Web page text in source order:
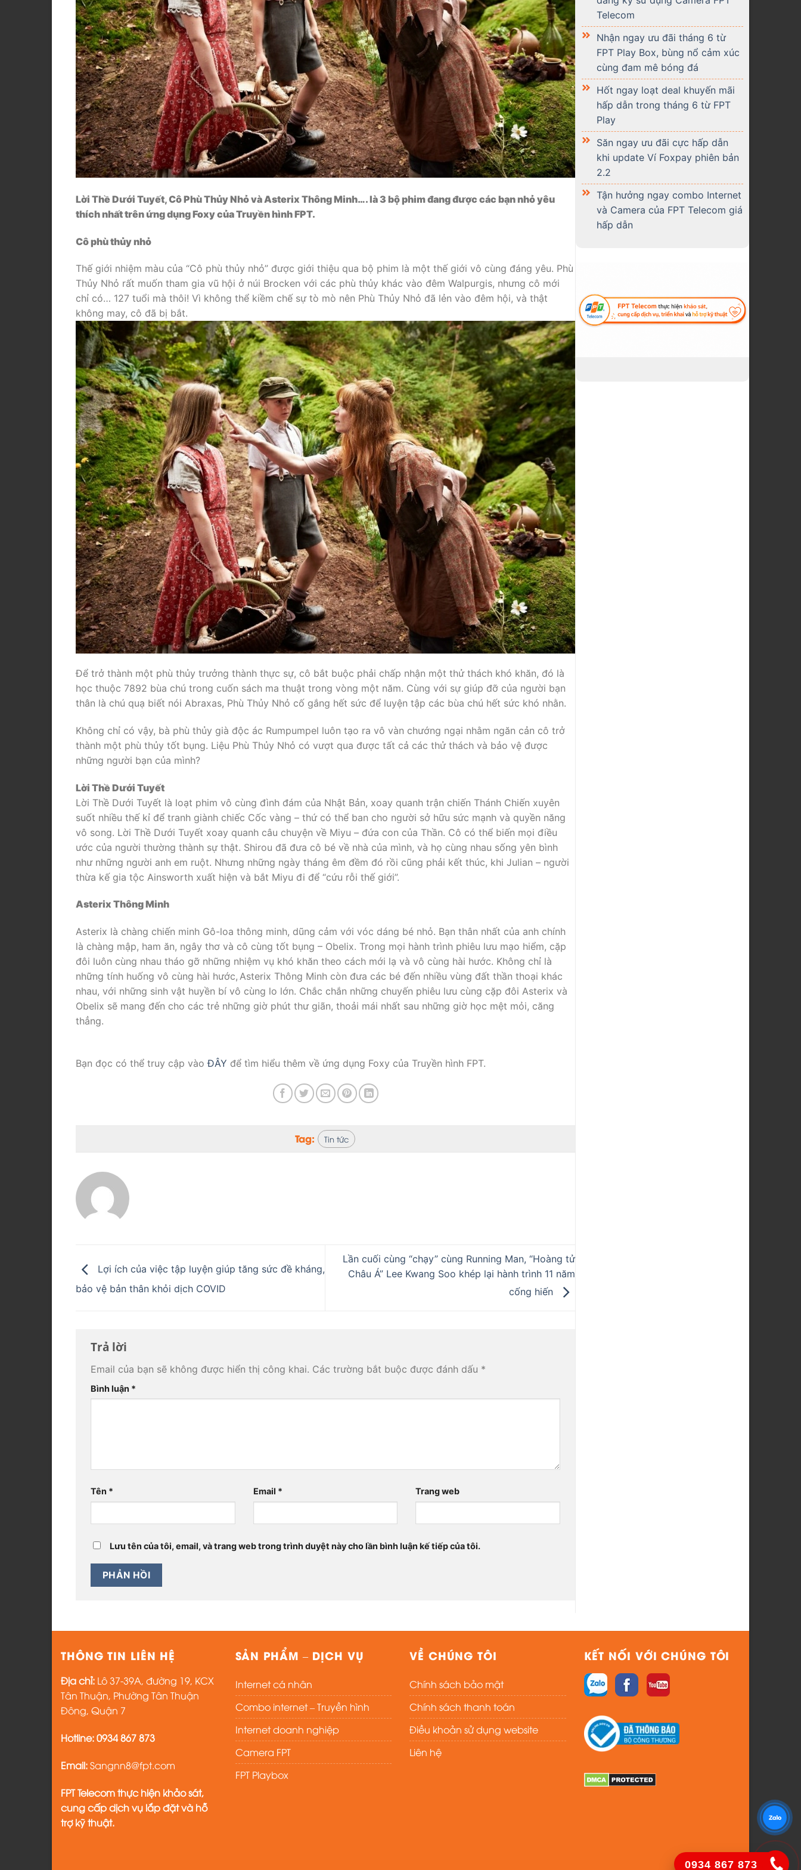
Lời Thề Dưới Tuyết, Cô Phù Thủy Nhỏ và Asterix Thông Minh…. là 3 bộ phim đang được các bạn nhỏ yêu
thích nhất trên ứng dụng Foxy của Truyền hình FPT.
Cô phù thủy nhỏ
Thế giới nhiệm màu của “Cô phù thủy nhỏ” được giới thiệu qua bộ phim là một thế giới vô cùng đáng yêu. Phù
Thủy Nhỏ rất muốn tham gia vũ hội ở núi Brocken với các phù thủy khác vào đêm Walpurgis, nhưng cô mới
chỉ có… 127 tuổi mà thôi! Vì không thể kiềm chế sự tò mò nên Phù Thủy Nhỏ đã lẻn vào đêm hội, và thật
không may, cô đã bị bắt.
Để trở thành một phù thủy trưởng thành thực sự, cô bắt buộc phải chấp nhận một thử thách khó khăn, đó là
học thuộc 7892 bùa chú trong cuốn sách ma thuật trong vòng một năm. Cùng với sự giúp đỡ của người bạn
thân là chú quạ biết nói Abraxas, Phù Thủy Nhỏ cố gắng hết sức để luyện tập các bùa chú hết sức khó nhằn.
Không chỉ có vậy, bà phù thủy già độc ác Rumpumpel luôn tạo ra vô vàn chướng ngại nhằm ngăn cản cô trở
thành một phù thủy tốt bụng. Liệu Phù Thủy Nhỏ có vượt qua được tất cả các thử thách và bảo vệ được
những người bạn của mình?
Lời Thề Dưới Tuyết
Lời Thề Dưới Tuyết là loạt phim vô cùng đình đám của Nhật Bản, xoay quanh trận chiến Thánh Chiến xuyên
suốt nhiều thế kỉ để tranh giành chiếc Cốc vàng – thứ có thể ban cho người sở hữu sức mạnh và quyền năng
vô song. Lời Thề Dưới Tuyết xoay quanh câu chuyện về Miyu – đứa con của Thần. Cô có thể biến mọi điều
ước của người thường thành sự thật. Shirou đã đưa cô bé về nhà của mình, và họ cùng nhau sống yên bình
như những người anh em ruột. Nhưng những ngày tháng êm đềm đó rồi cũng phải kết thúc, khi Julian – người
thừa kế gia tộc Ainsworth xuất hiện và bắt Miyu đi để “cứu rỗi thế giới”.
Asterix Thông Minh
Asterix là chàng chiến minh Gô-loa thông minh, dũng cảm với vóc dáng bé nhỏ. Bạn thân nhất của anh chính
là chàng mập, ham ăn, ngây thơ và cô cùng tốt bụng – Obelix. Trong mọi hành trình phiêu lưu mạo hiểm, cặp
đôi luôn cùng nhau tháo gỡ những nhiệm vụ khó khăn theo cách mới lạ và vô cùng hài hước. Không chỉ là
những tính huống vô cùng hài hước, Asterix Thông Minh còn đưa các bé đến nhiều vùng đất thần thoại khác
nhau, với những sinh vật huyền bí vô cùng lo lớn. Chắc chắn những chuyến phiêu lưu cùng cặp đôi Asterix và
Obelix sẽ mang đến cho các trẻ những giờ phút thư giãn, thoải mái nhất sau những giờ học mệt mỏi, căng
thẳng.
Bạn đọc có thể truy cập vàoĐÂY để tìm hiểu thêm về ứng dụng Foxy của Truyền hình FPT.
Tag: Tin tức
Lợi ích của việc tập luyện giúp tăng sức đề kháng,
bảo vệ bản thân khỏi dịch COVID
Lần cuối cùng “chạy” cùng Running Man, “Hoàng tử
Châu Á” Lee Kwang Soo khép lại hành trình 11 năm
cống hiến
Trả lời
Email của bạn sẽ không được hiển thị công khai. Các trường bắt buộc được đánh dấu *
Bình luận *
Tên * Email * Trang web
Lưu tên của tôi, email, và trang web trong trình duyệt này cho lần bình luận kế tiếp của tôi.
Telecom
Nhận ngay ưu đãi tháng 6 từ
FPT Play Box, bùng nổ cảm xúc
cùng đam mê bóng đá
Hốt ngay loạt deal khuyến mãi
hấp dẫn trong tháng 6 từ FPT
Play
Săn ngay ưu đãi cực hấp dẫn
khi update Ví Foxpay phiên bản
2.2
Tận hưởng ngay combo Internet
và Camera của FPT Telecom giá
hấp dẫn
THÔNG TIN LIÊN HỆ
Địa chỉ: Lô 37-39A, đường 19, KCX
Tân Thuận, Phường Tân Thuận
Đông, Quận 7
Hotline:0934 867 873
Email:Sangnn8@fpt.com
FPT Telecom thực hiện khảo sát,
cung cấp dịch vụ lắp đặt và hỗ
trợ kỹ thuật.
SẢN PHẨM – DỊCH VỤ
Internet cá nhân
Combo internet – Truyền hình
Internet doanh nghiệp
Camera FPT
FPT Playbox
VỀ CHÚNG TÔI
Chính sách bảo mật
Chính sách thanh toán
Điều khoản sử dụng website
Liên hệ
KẾT NỐI VỚI CHÚNG TÔI
0934 867 873